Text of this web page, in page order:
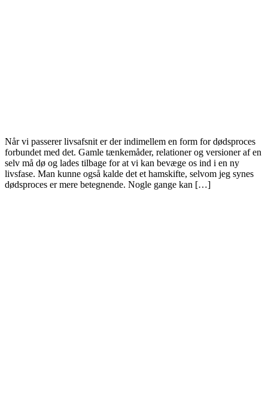
Når vi passerer livsafsnit er der indimellem en form for dødsproces
forbundet med det. Gamle tænkemåder, relationer og versioner af en
selv må dø og lades tilbage for at vi kan bevæge os ind i en ny
livsfase. Man kunne også kalde det et hamskifte, selvom jeg synes
dødsproces er mere betegnende. Nogle gange kan […]